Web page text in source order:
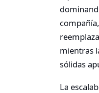
mientras
sólidas
La